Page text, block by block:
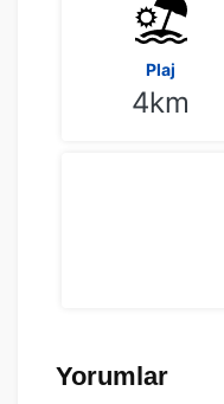
Plaj
4km
Yorumlar